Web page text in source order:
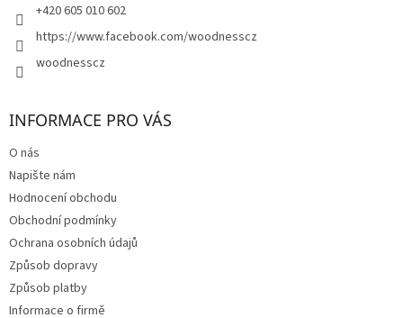
+420 605 010 602
https://www.facebook.com/woodnesscz
woodnesscz
INFORMACE PRO VÁS
O nás
Napište nám
Hodnocení obchodu
Obchodní podmínky
Ochrana osobních údajů
Způsob dopravy
Způsob platby
Informace o firmě